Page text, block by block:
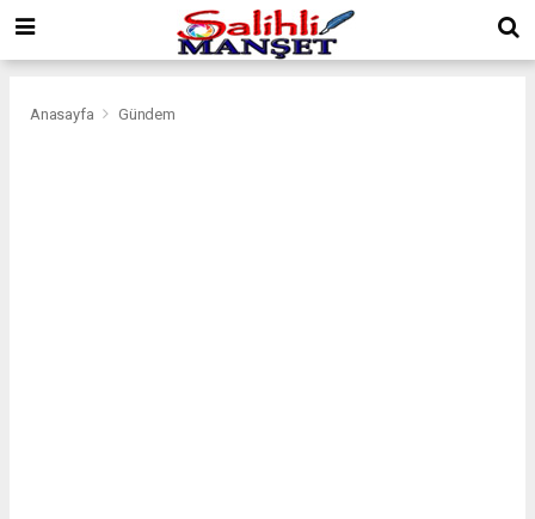
Anasayfa Gündem